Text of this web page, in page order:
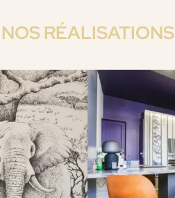
NOS RÉALISATIONS